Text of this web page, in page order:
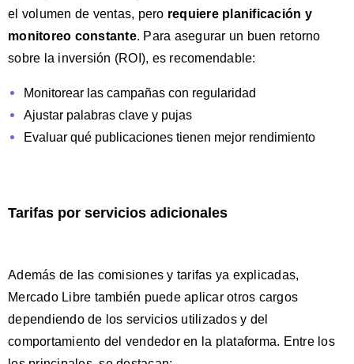
el volumen de ventas, pero requiere planificación y
monitoreo constante. Para asegurar un buen retorno
sobre la inversión (ROI), es recomendable:
Monitorear las campañas con regularidad
Ajustar palabras clave y pujas
Evaluar qué publicaciones tienen mejor rendimiento
Tarifas por servicios adicionales
Además de las comisiones y tarifas ya explicadas,
Mercado Libre también puede aplicar otros cargos
dependiendo de los servicios utilizados y del
comportamiento del vendedor en la plataforma. Entre los